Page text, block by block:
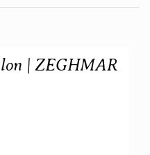
| ZEGHMAR